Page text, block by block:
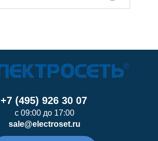
+7 (495) 926 30 07
с 09:00 до 17:00
sale@electroset.ru